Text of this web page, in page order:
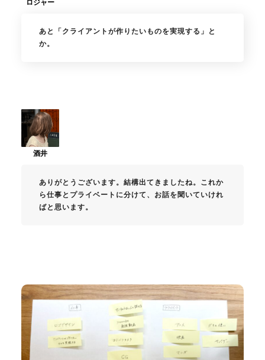
あと「クライアントが作りたいものを実現する」と
か。
ありがとうございます。結構出てきましたね。これか
ら仕事とプライベートに分けて、お話を聞いていけれ
ばと思います。